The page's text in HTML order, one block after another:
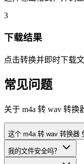
3
下载结果
点击转换并即时下载
常见问题
关于 m4a 转 wav 转换
这个 m4a 转 wav 转换器
我的文件安全吗？